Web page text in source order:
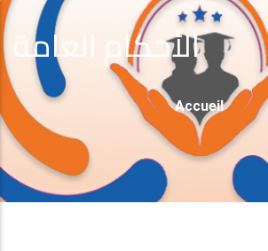
الأحكام العامة
Fil
D'Ariane
Accueil